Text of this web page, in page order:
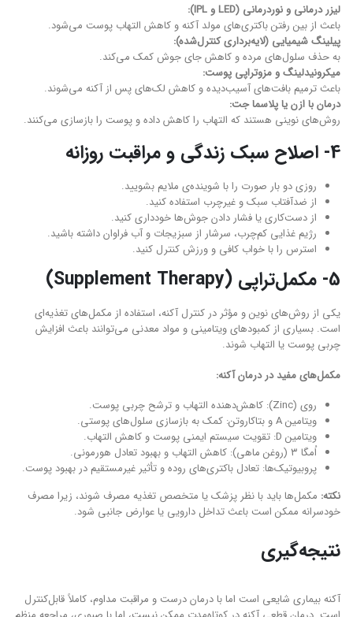
لیزر درمانی و نوردرمانی (LED و IPL):
باعث از بین رفتن باکتری‌های مولد آکنه و کاهش التهاب پوست می‌شود.
پیلینگ شیمیایی (لایه‌برداری کنترل‌شده):
به حذف سلول‌های مرده و کاهش جای جوش کمک می‌کند.
میکرونیدلینگ و مزوتراپی پوست:
باعث ترمیم بافت‌های آسیب‌دیده و کاهش لک‌های پس از آکنه می‌شوند.
درمان با ازن یا پلاسما جت:
روش‌های نوینی هستند که التهاب را کاهش داده و پوست را بازسازی می‌کنند.
4- اصلاح سبک زندگی و مراقبت روزانه
روزی دو بار صورت را با شوینده‌ی ملایم بشویید.
از ضدآفتاب سبک و غیرچرب استفاده کنید.
از دست‌کاری یا فشار دادن جوش‌ها خودداری کنید.
رژیم غذایی کم‌چرب، سرشار از سبزیجات و آب فراوان داشته باشید.
استرس را با خواب کافی و ورزش کنترل کنید.
5- مکمل‌تراپی (Supplement Therapy)
یکی از روش‌های نوین و مؤثر در کنترل آکنه، استفاده از مکمل‌های تغذیه‌ای
است. بسیاری از کمبودهای ویتامینی و مواد معدنی می‌توانند باعث افزایش
چربی پوست یا التهاب شوند.
مکمل‌های مفید در درمان آکنه:
روی (Zinc): کاهش‌دهنده التهاب و ترشح چربی پوست.
ویتامین A و بتاکاروتن: کمک به بازسازی سلول‌های پوستی.
ویتامین D: تقویت سیستم ایمنی پوست و کاهش التهاب.
اُمگا ۳ (روغن ماهی): کاهش التهاب و بهبود تعادل هورمونی.
پروبیوتیک‌ها: تعادل باکتری‌های روده و تأثیر غیرمستقیم در بهبود پوست.
نکته: مکمل‌ها باید با نظر پزشک یا متخصص تغذیه مصرف شوند، زیرا مصرف
خودسرانه ممکن است باعث تداخل دارویی یا عوارض جانبی شود.
نتیجه‌گیری
آکنه بیماری شایعی است اما با درمان درست و مراقبت مداوم، کاملاً قابل‌کنترل